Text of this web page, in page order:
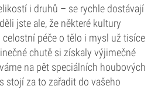
i druhů – se rychle dostávají
jste ale, že některé kultury
péče o tělo i mysl už tisíce
chutě si získaly výjimečné
na pět speciálních houbových
stojí za to zařadit do vašeho